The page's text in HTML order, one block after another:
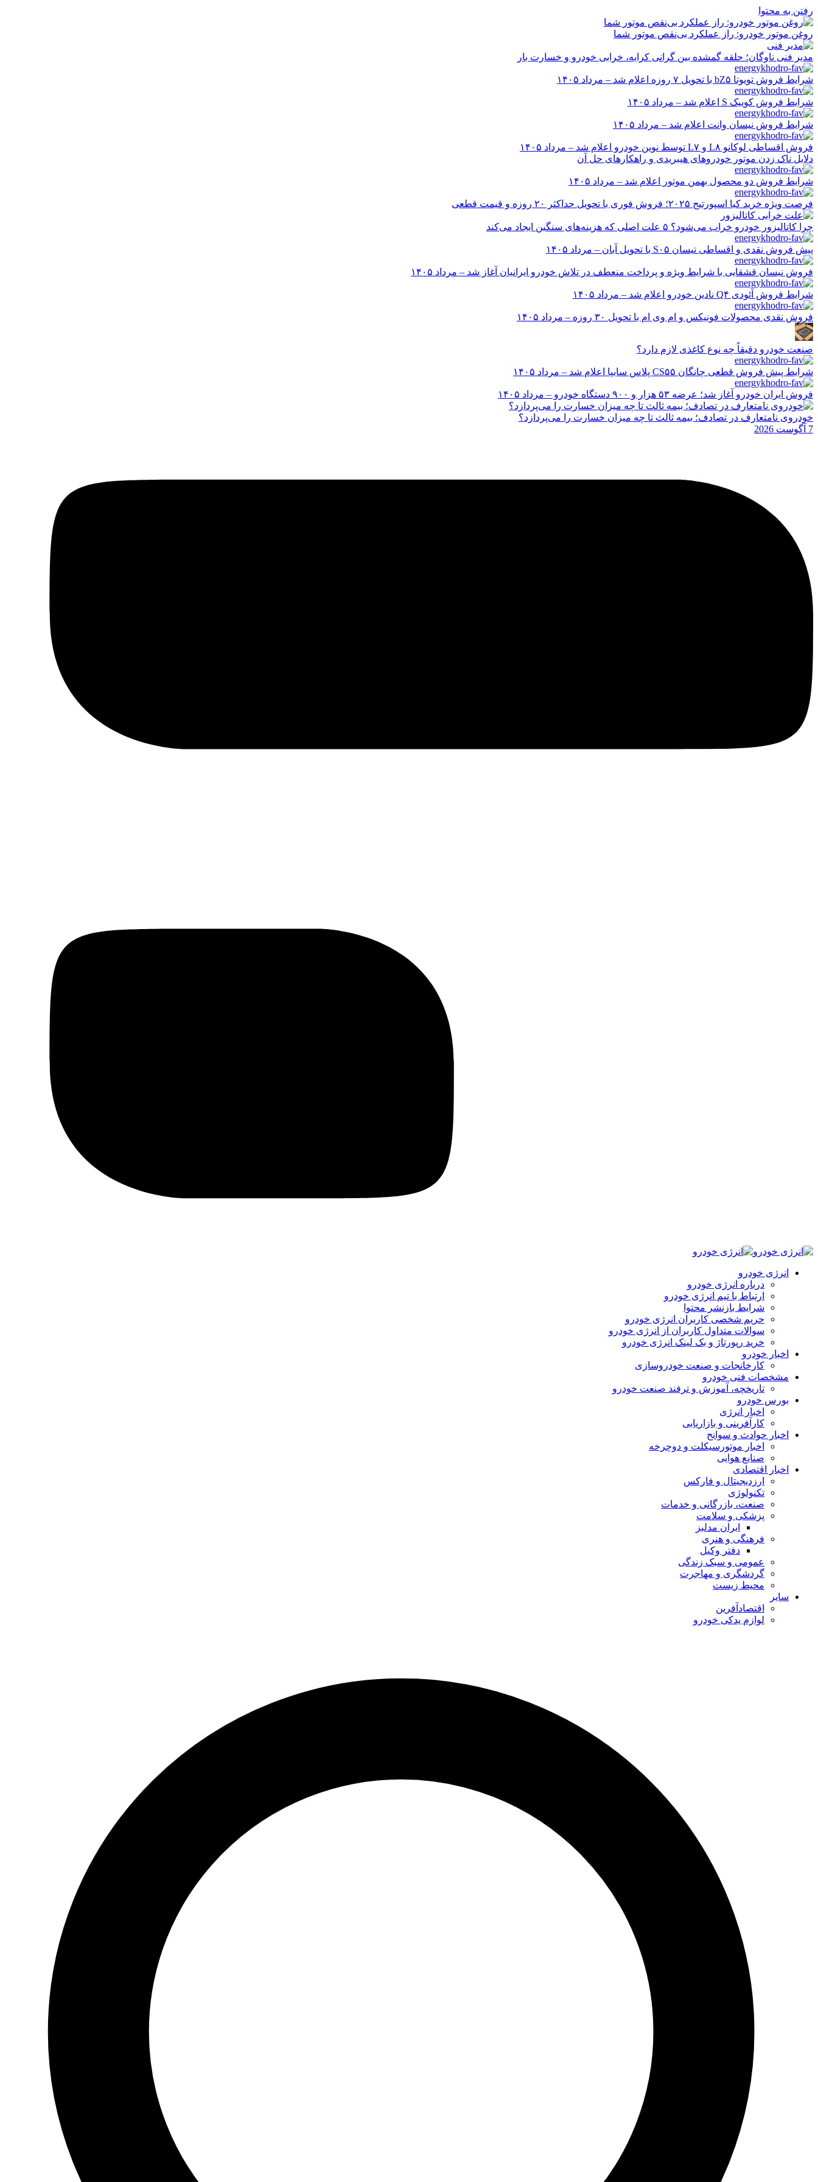
رفتن به محتوا
روغن موتور خودرو: راز عملکرد بی‌نقص موتور شما
مدیر فنی ناوگان؛ حلقه گمشده بین گرانی کرایه، خرابی خودرو و خسارت بار
شرایط فروش تویوتا bZ۵ با تحویل ۷ روزه اعلام شد – مرداد ۱۴۰۵
شرایط فروش کوییک S اعلام شد – مرداد ۱۴۰۵
شرایط فروش نیسان وانت اعلام شد – مرداد ۱۴۰۵
فروش اقساطی لوکانو L۸ و L۷ توسط نوین خودرو اعلام شد – مرداد ۱۴۰۵
دلایل ناک زدن موتور خودروهای هیبریدی و راهکارهای حل آن
شرایط فروش دو محصول بهمن موتور اعلام شد – مرداد ۱۴۰۵
فرصت ویژه خرید کیا اسپورتیج ۲۰۲۵؛ فروش فوری با تحویل حداکثر ۲۰ روزه و قیمت قطعی
چرا کاتالیزور خودرو خراب می‌شود؟ ۵ علت اصلی که هزینه‌های سنگین ایجاد می‌کند
پیش فروش نقدی و اقساطی تیسان S۰۵ با تحویل آبان – مرداد ۱۴۰۵
فروش نیسان قشقایی با شرایط ویژه و پرداخت منعطف در تلاش خودرو ایرانیان آغاز شد – مرداد ۱۴۰۵
شرایط فروش آئودی Q۴ نادین خودرو اعلام شد – مرداد ۱۴۰۵
فروش نقدی محصولات فونیکس و ام وی ام با تحویل ۳۰ روزه – مرداد ۱۴۰۵
صنعت خودرو دقیقاً چه نوع کاغذی لازم دارد؟
شرایط پیش فروش قطعی چانگان CS۵۵ پلاس سایپا اعلام شد – مرداد ۱۴۰۵
فروش ایران خودرو آغاز شد؛ عرضه ۵۳ هزار و ۹۰۰ دستگاه خودرو – مرداد ۱۴۰۵
خودروی نامتعارف در تصادف؛ بیمه ثالث تا چه میزان خسارت را می‌پردازد؟
7 آگوست 2026
انرژی خودرو
درباره انرژی خودرو
ارتباط با تیم انرژی خودرو
شرایط بازنشر محتوا
حریم شخصی کاربران انرژی خودرو
سوالات متداول کاربران از انرژی خودرو
خرید رپورتاژ و بک لینک انرژی خودرو
اخبار خودرو
کارخانجات و صنعت خودروسازی
مشخصات فنی خودرو
تاریخچه، آموزش و ترفند صنعت خودرو
بورس خودرو
اخبار انرژی
کارآفرینی و بازاریابی
اخبار حوادث و سوانح
اخبار موتورسیکلت و دوچرخه
صنایع هوایی
اخبار اقتصادی
ارزدیجیتال و فارکس
تکنولوژی
صنعت، بازرگانی و خدمات
پزشکی و سلامت
ایران مدلبز
فرهنگی و هنری
دفتر وکیل
عمومی و سبک زندگی
گردشگری و مهاجرت
محیط زیست
سایر
اقتصادآفرین
لوازم یدکی خودرو